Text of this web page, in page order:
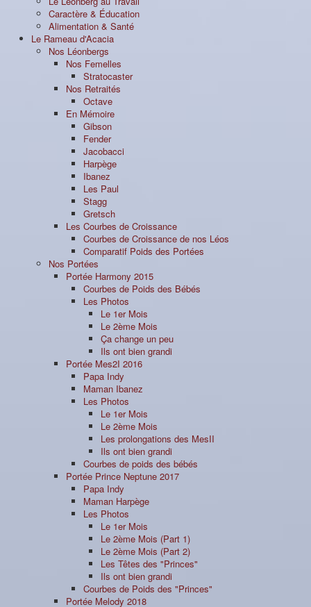
Caractère & Éducation
Alimentation & Santé
Le Rameau d'Acacia
Nos Léonbergs
Nos Femelles
Stratocaster
Nos Retraités
Octave
En Mémoire
Gibson
Fender
Jacobacci
Harpège
Ibanez
Les Paul
Stagg
Gretsch
Les Courbes de Croissance
Courbes de Croissance de nos Léos
Comparatif Poids des Portées
Nos Portées
Portée Harmony 2015
Courbes de Poids des Bébés
Les Photos
Le 1er Mois
Le 2ème Mois
Ça change un peu
Ils ont bien grandi
Portée Mes2I 2016
Papa Indy
Maman Ibanez
Les Photos
Le 1er Mois
Le 2ème Mois
Les prolongations des MesII
Ils ont bien grandi
Courbes de poids des bébés
Portée Prince Neptune 2017
Papa Indy
Maman Harpège
Les Photos
Le 1er Mois
Le 2ème Mois (Part 1)
Le 2ème Mois (Part 2)
Les Têtes des "Princes"
Ils ont bien grandi
Courbes de Poids des "Princes"
Portée Melody 2018